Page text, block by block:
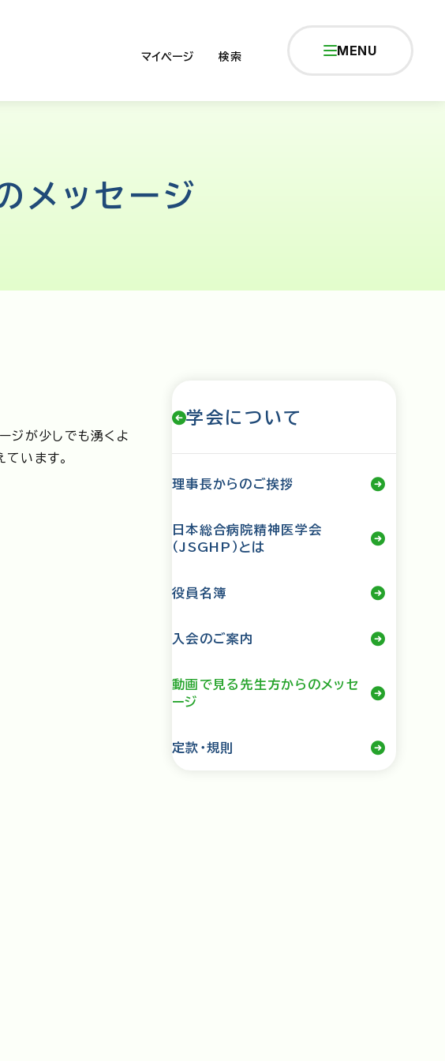
マイページ 検索 MENU
メッセージ
ジが少しでも湧くよ
います。
学会について
理事長からのご挨拶
日本総合病院精神医学会
（JSGHP）とは
役員名簿
入会のご案内
動画で見る先生方からのメッセ
ージ
定款・規則